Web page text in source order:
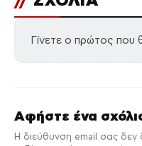
Γίνετε ο πρώτος που
Αφήστε ένα
Η διεύθυνση email σας δεν